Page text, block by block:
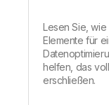
Lesen Sie,
Elemente für
helfen, das
erschließen.